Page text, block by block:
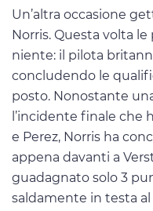
Un’altra occasione
Norris. Questa volta
niente: il pilota
concludendo le
posto. Nonostante
l’incidente finale che
e Perez, Norris ha
appena davanti a
guadagnato solo 3
saldamente in testa al